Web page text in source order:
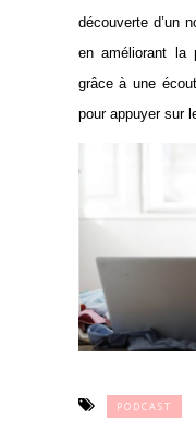
découverte d’un
en améliorant la
grâce à une
pour appuyer sur
PODCAST